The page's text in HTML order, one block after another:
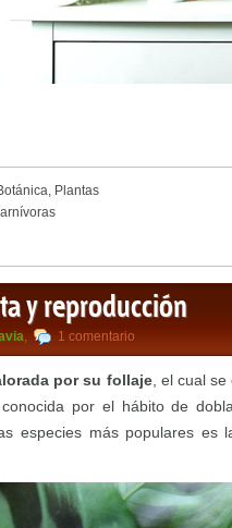
, Plantas
y reproducción
, 1 comentario
por su follaje, el cual se
por el hábito de
especies más populares es